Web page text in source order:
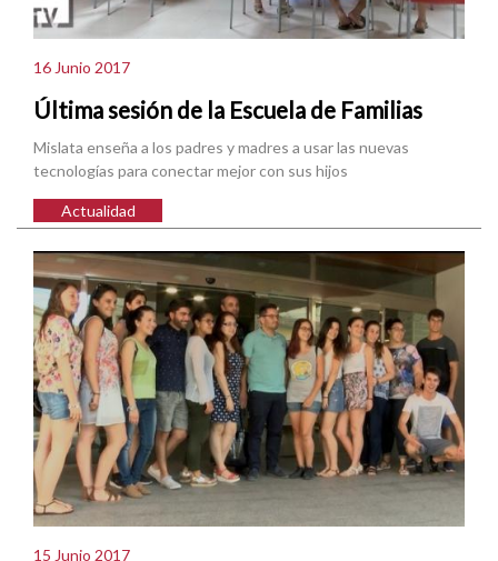
16 Junio 2017
Última sesión de la Escuela de Familias
Mislata enseña a los padres y madres a usar las nuevas
tecnologías para conectar mejor con sus hijos
Actualidad
15 Junio 2017